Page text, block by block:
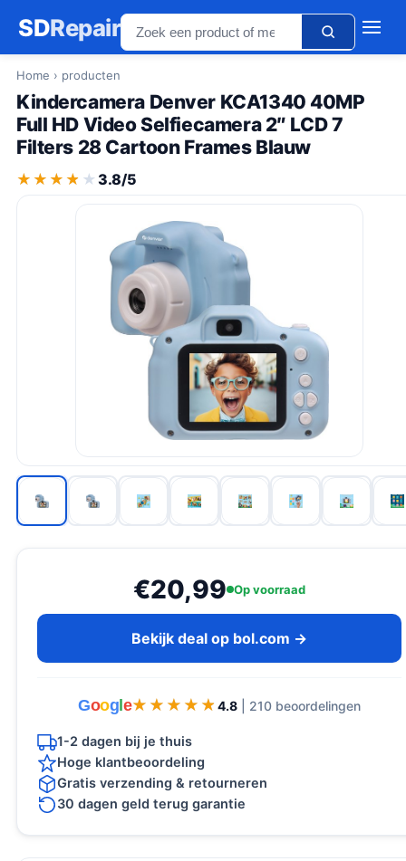
SDRepair
Home › producten
Kindercamera Denver KCA1340 40MP
Full HD Video Selfiecamera 2″ LCD 7
Filters 28 Cartoon Frames Blauw
★★★★★
★★★★★ 3.8/5
€20,99 Op voorraad
Bekijk deal op bol.com →
Goog e★★★★★
★★★★★ 4.8 | 210 beoordelingen
1-2 dagen bij je thuis
Hoge klantbeoordeling
Gratis verzending & retourneren
30 dagen geld terug garantie